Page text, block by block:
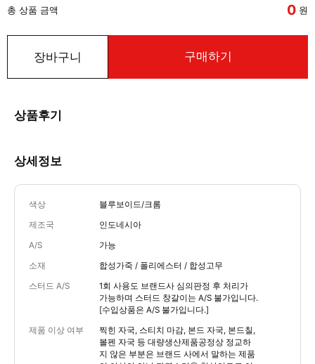
총 상품 금액 0 원
장바구니 구매하기
상품후기
상세정보
색상 블루보이드/크롬
제조국 인도네시아
A/S 가능
소재 합성가죽 / 폴리에스터 / 합성고무
스터드 A/S
1회 사용도 브랜드사 심의판정 후 처리가
가능하며 스터드 창갈이는 A/S 불가입니다.
[수입상품은 A/S 불가입니다.]
제품 이상 여부
찍힌 자국, 스티치 마감, 본드 자국, 본드칠,
볼펜 자국 등 대량생산제품공정상 정교하
지 않은 부분은 브랜드 사에서 말하는 제품